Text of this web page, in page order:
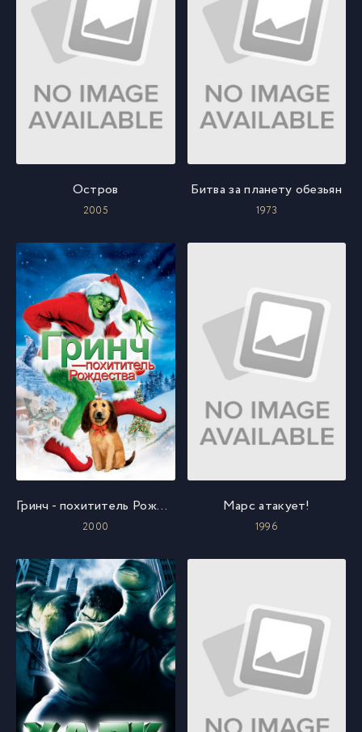
Остров
2005
Битва за планету обезьян
1973
Гринч - похититель Рождества
2000
Марс атакует!
1996